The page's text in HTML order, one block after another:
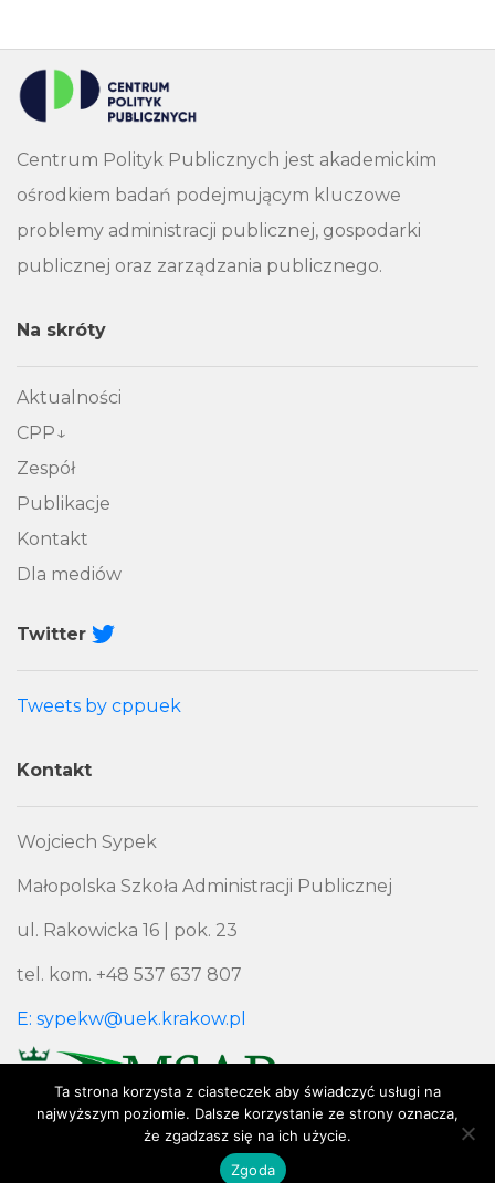
Ta strona korzysta z ciasteczek aby świadczyć usługi na
najwyższym poziomie. Dalsze korzystanie ze strony oznacza,
że zgadzasz się na ich użycie.
Zgoda
Centrum Polityk Publicznych jest akademickim
ośrodkiem badań podejmującym kluczowe
problemy administracji publicznej, gospodarki
publicznej oraz zarządzania publicznego.
Na skróty
Aktualności
CPP
Zespół
Publikacje
Kontakt
Dla mediów
Twitter
Tweets by cppuek
Kontakt
Wojciech Sypek
Małopolska Szkoła Administracji Publicznej
ul. Rakowicka 16 | pok. 23
tel. kom. +48 537 637 807
E: sypekw@uek.krakow.pl
Polityka Prywatności